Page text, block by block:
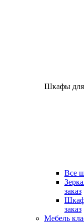
Шкафы для
Все
заказ
заказ
Мебель